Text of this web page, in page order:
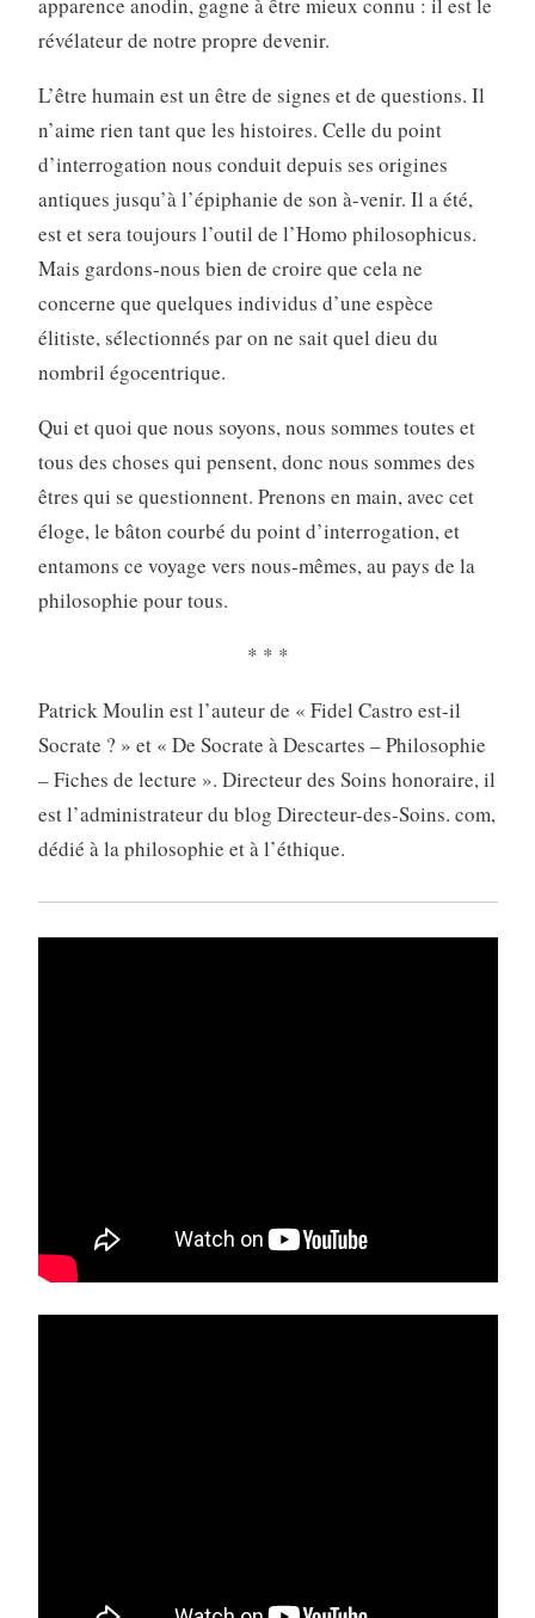
révélateur de notre propre devenir.
L’être humain est un être de signes et de questions. Il
n’aime rien tant que les histoires. Celle du point
d’interrogation nous conduit depuis ses origines
antiques jusqu’à l’épiphanie de son à-venir. Il a été,
est et sera toujours l’outil de l’Homo philosophicus.
Mais gardons-nous bien de croire que cela ne
concerne que quelques individus d’une espèce
élitiste, sélectionnés par on ne sait quel dieu du
nombril égocentrique.
Qui et quoi que nous soyons, nous sommes toutes et
tous des choses qui pensent, donc nous sommes des
êtres qui se questionnent. Prenons en main, avec cet
éloge, le bâton courbé du point d’interrogation, et
entamons ce voyage vers nous-mêmes, au pays de la
philosophie pour tous.
* * *
Patrick Moulin est l’auteur de « Fidel Castro est-il
Socrate ? » et « De Socrate à Descartes – Philosophie
– Fiches de lecture ». Directeur des Soins honoraire, il
est l’administrateur du blog Directeur-des-Soins. com,
dédié à la philosophie et à l’éthique.